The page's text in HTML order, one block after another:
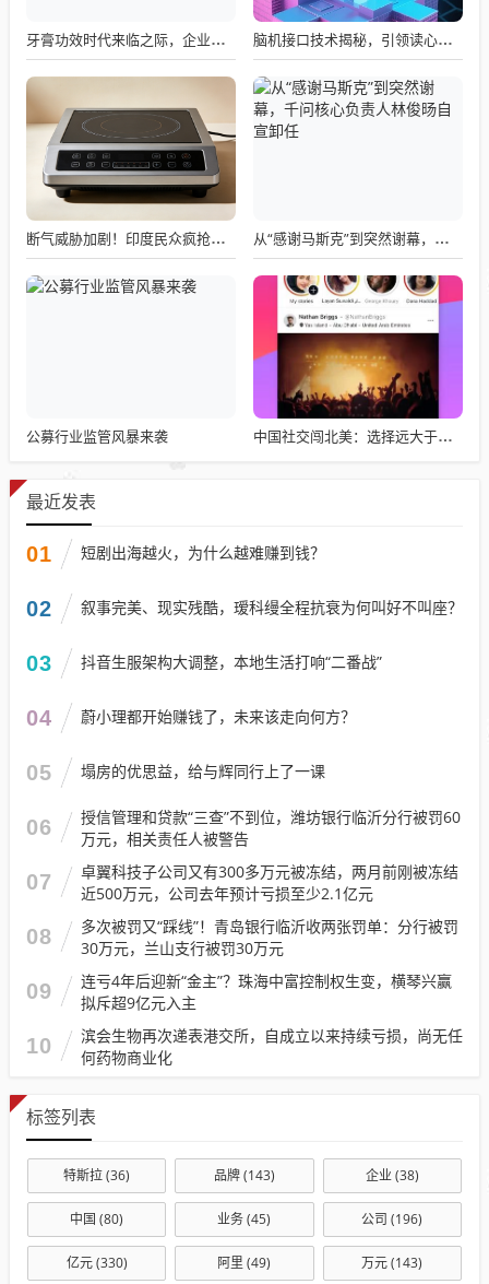
牙膏功效时代来临之际，企业应如何备战？ 脑机接口技术揭秘，引领读心术革命的领跑者大盘点
断气威胁加剧！印度民众疯抢电磁炉 制造商将从中国空运部件 从“感谢马斯克”到突然谢幕，千问核心负责人林俊旸自宣卸任
公募行业监管风暴来袭 中国社交闯北美：选择远大于努力
最近发表
01 短剧出海越火，为什么越难赚到钱？
02 叙事完美、现实残酷，瑷科缦全程抗衰为何叫好不叫座？
03 抖音生服架构大调整，本地生活打响“二番战”
04 蔚小理都开始赚钱了，未来该走向何方？
05 塌房的优思益，给与辉同行上了一课
06
授信管理和贷款“三查”不到位，潍坊银行临沂分行被罚60
万元，相关责任人被警告
07
卓翼科技子公司又有300多万元被冻结，两月前刚被冻结
近500万元，公司去年预计亏损至少2.1亿元
08
多次被罚又“踩线”！青岛银行临沂收两张罚单：分行被罚
30万元，兰山支行被罚30万元
09
连亏4年后迎新“金主”？珠海中富控制权生变，横琴兴赢
拟斥超9亿元入主
10
滨会生物再次递表港交所，自成立以来持续亏损，尚无任
何药物商业化
标签列表
特斯拉(36) 品牌(143) 企业(38)
中国 (80) 业务(45) 公司 (196)
亿元(330) 阿里(49) 万元(143)